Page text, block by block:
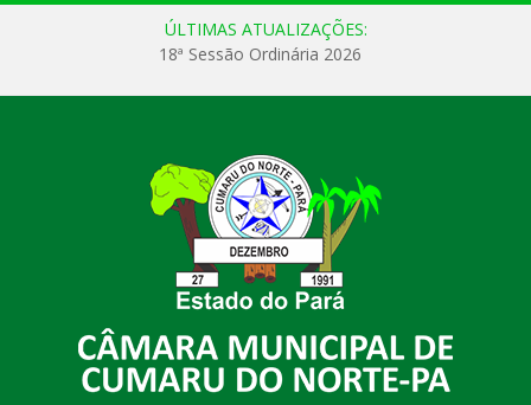
ÚLTIMAS ATUALIZAÇÕES:
18ª Sessão Ordinária 2026